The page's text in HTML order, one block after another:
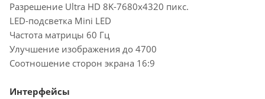
Разрешение Ultra HD 8K-7680x4320 пикс.
LED-подсветка Mini LED
Частота матрицы 60 Гц
Улучшение изображения до 4700
Соотношение сторон экрана 16:9
Интерфейсы